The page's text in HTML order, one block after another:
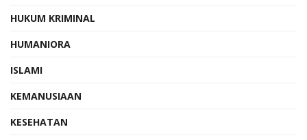
HUKUM KRIMINAL
HUMANIORA
ISLAMI
KEMANUSIAAN
KESEHATAN